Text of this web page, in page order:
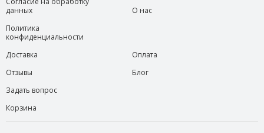
данных
Политика
конфиденциальности
О нас
Доставка
Отзывы
Задать вопрос
Корзина
Оплата
Блог